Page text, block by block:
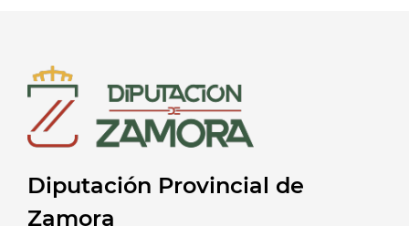
Diputación Provincial de
Zamora